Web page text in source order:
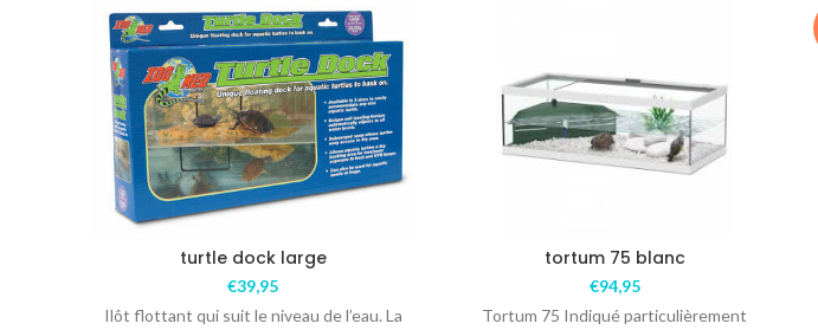
turtle dock large
€39,95
Ilôt flottant qui suit le niveau de l’eau. La
tortum 75 blanc
€94,95
Tortum 75 Indiqué particulièrement